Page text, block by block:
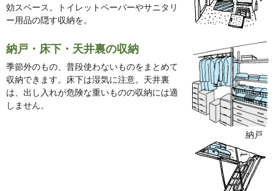
効スペース。トイレットペーパーやサニタリ
ー用品の隠す収納を。
納戸・床下・天井裏の収納
季節外のもの、普段使わないものをまとめて
収納できます。床下は湿気に注意。天井裏
は、出し入れが危険な重いものの収納には適
しません。
納戸